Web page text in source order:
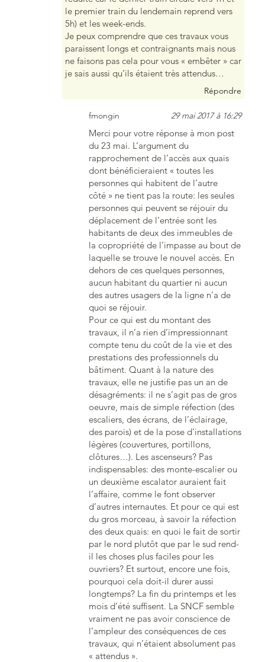
le premier train du lendemain reprend vers
5h) et les week-ends.
Je peux comprendre que ces travaux vous
paraissent longs et contraignants mais nous
ne faisons pas cela pour vous « embêter » car
je sais aussi qu’ils étaient très attendus…
Répondre
fmongin 29 mai 2017 à 16:29
Merci pour votre réponse à mon post
du 23 mai. L’argument du
rapprochement de l’accès aux quais
dont bénéficieraient « toutes les
personnes qui habitent de l’autre
côté » ne tient pas la route: les seules
personnes qui peuvent se réjouir du
déplacement de l’entrée sont les
habitants de deux des immeubles de
la copropriété de l’impasse au bout de
laquelle se trouve le nouvel accès. En
dehors de ces quelques personnes,
aucun habitant du quartier ni aucun
des autres usagers de la ligne n’a de
quoi se réjouir.
Pour ce qui est du montant des
travaux, il n’a rien d’impressionnant
compte tenu du coût de la vie et des
prestations des professionnels du
bâtiment. Quant à la nature des
travaux, elle ne justifie pas un an de
désagréments: il ne s’agit pas de gros
oeuvre, mais de simple réfection (des
escaliers, des écrans, de l’éclairage,
des parois) et de la pose d’installations
légères (couvertures, portillons,
clôtures…). Les ascenseurs? Pas
indispensables: des monte-escalier ou
un deuxième escalator auraient fait
l’affaire, comme le font observer
d’autres internautes. Et pour ce qui est
du gros morceau, à savoir la réfection
des deux quais: en quoi le fait de sortir
par le nord plutôt que par le sud rend-
il les choses plus faciles pour les
ouvriers? Et surtout, encore une fois,
pourquoi cela doit-il durer aussi
longtemps? La fin du printemps et les
mois d’été suffisent. La SNCF semble
vraiment ne pas avoir conscience de
l’ampleur des conséquences de ces
travaux, qui n’étaient absolument pas
« attendus ».